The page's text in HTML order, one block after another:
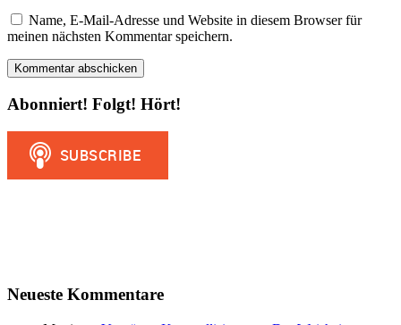
Name, E-Mail-Adresse und Website in diesem Browser für
meinen nächsten Kommentar speichern.
Abonniert! Folgt! Hört!
Neueste Kommentare